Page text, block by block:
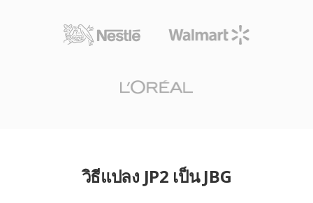
วิธีแปลง JP2 เป็น JBG